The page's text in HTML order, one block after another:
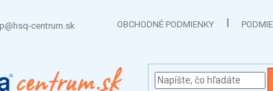
centrum.sk OBCHODNÉ PODMIENKY